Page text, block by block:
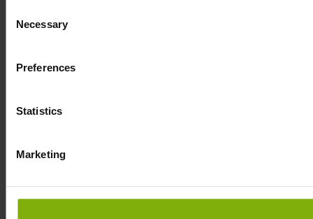
Selection
Necessary
Preferences
Statistics
Marketing